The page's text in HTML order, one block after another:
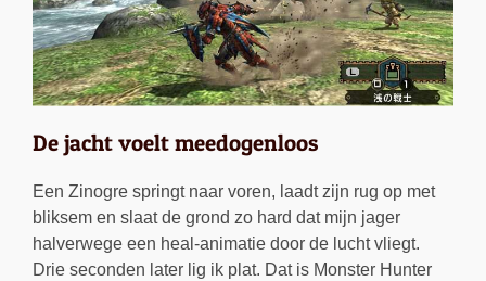
De jacht voelt meedogenloos
Een Zinogre springt naar voren, laadt zijn rug op met
bliksem en slaat de grond zo hard dat mijn jager
halverwege een heal-animatie door de lucht vliegt.
Drie seconden later lig ik plat. Dat is Monster Hunter